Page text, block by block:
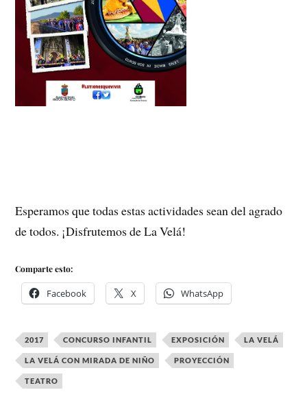
Esperamos que todas estas actividades sean del agrado
de todos. ¡Disfrutemos de La Velá!
Comparte esto:
Facebook X WhatsApp
2017 CONCURSO INFANTIL EXPOSICIÓN LA VELÁ
LA VELÁ CON MIRADA DE NIÑO PROYECCIÓN
TEATRO